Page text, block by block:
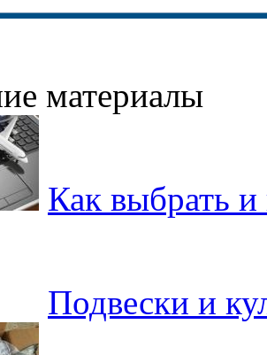
материалы
Как выбрать и
Подвески и